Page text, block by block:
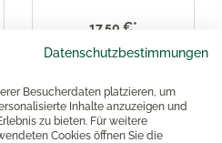
Datenschutzbestimmungen
Besucherdaten platzieren, um
Inhalte anzuzeigen und
zu bieten. Für weitere
Cookies öffnen Sie die
17,50 €*